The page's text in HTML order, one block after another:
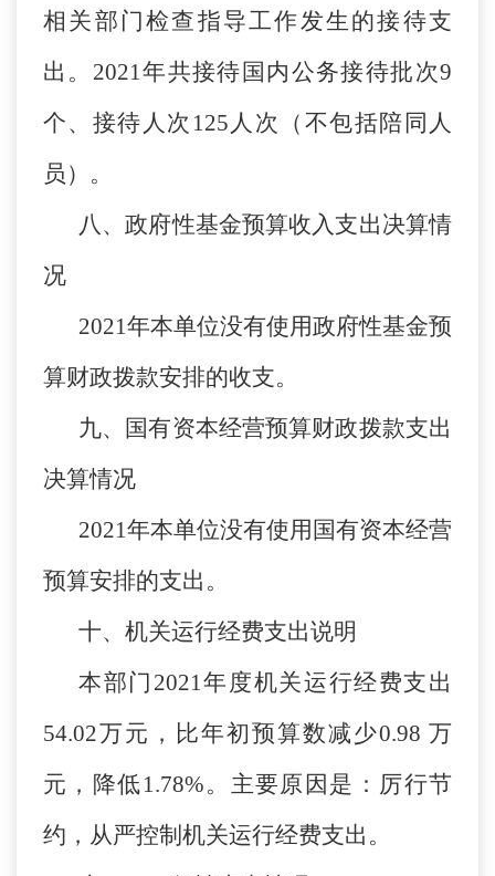
相关部门检查指导工作发生的接待支
出。2021年共接待国内公务接待批次9
个、接待人次125人次（不包括陪同人
员）。
八、政府性基金预算收入支出决算情
况
2021年本单位没有使用政府性基金预
算财政拨款安排的收支。
九、国有资本经营预算财政拨款支出
决算情况
2021年本单位没有使用国有资本经营
预算安排的支出。
十、机关运行经费支出说明
本部门2021年度机关运行经费支出
54.02万元，比年初预算数减少0.98 万
元，降低1.78%。主要原因是：厉行节
约，从严控制机关运行经费支出。